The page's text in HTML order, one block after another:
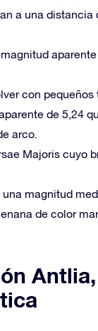
a una distancia
con pequeños
de 5,24
arco.
Majoris cuyo
magnitud
de color